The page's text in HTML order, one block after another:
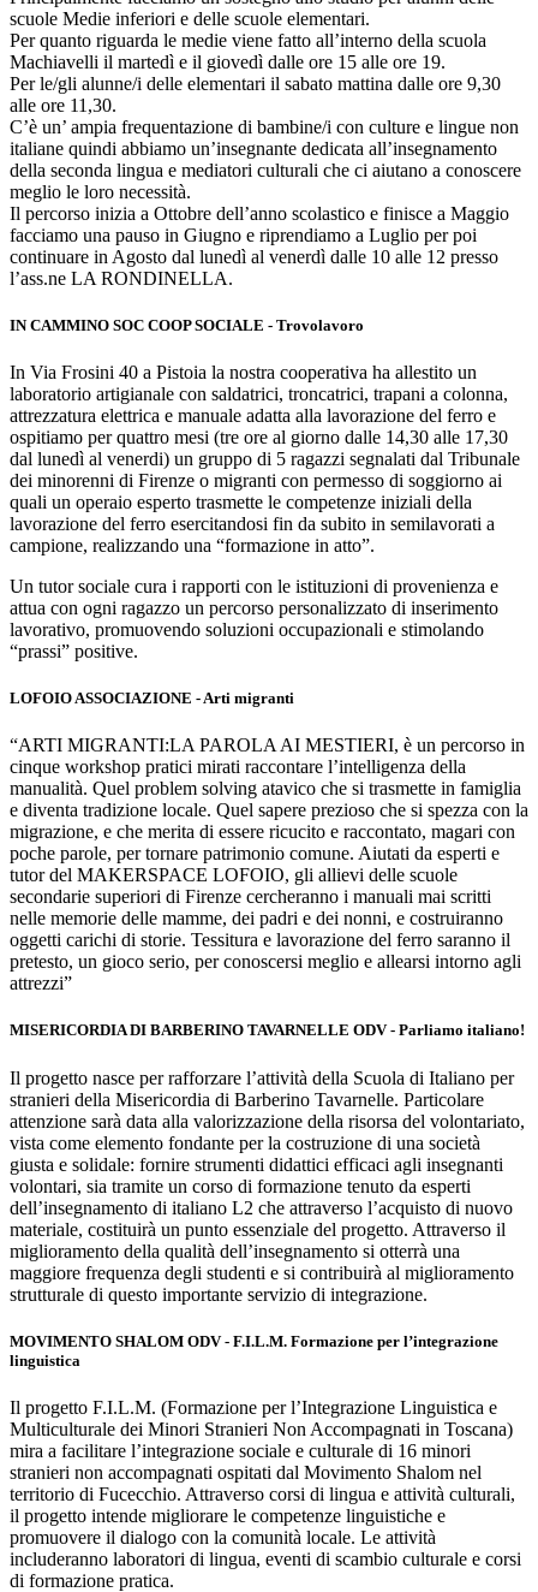
scuole Medie inferiori e delle scuole elementari.
Per quanto riguarda le medie viene fatto all’interno della scuola
Machiavelli il martedì e il giovedì dalle ore 15 alle ore 19.
Per le/gli alunne/i delle elementari il sabato mattina dalle ore 9,30
alle ore 11,30.
C’è un’ ampia frequentazione di bambine/i con culture e lingue non
italiane quindi abbiamo un’insegnante dedicata all’insegnamento
della seconda lingua e mediatori culturali che ci aiutano a conoscere
meglio le loro necessità.
Il percorso inizia a Ottobre dell’anno scolastico e finisce a Maggio
facciamo una pauso in Giugno e riprendiamo a Luglio per poi
continuare in Agosto dal lunedì al venerdì dalle 10 alle 12 presso
l’ass.ne LA RONDINELLA.
IN CAMMINO SOC COOP SOCIALE - Trovolavoro
In Via Frosini 40 a Pistoia la nostra cooperativa ha allestito un
laboratorio artigianale con saldatrici, troncatrici, trapani a colonna,
attrezzatura elettrica e manuale adatta alla lavorazione del ferro e
ospitiamo per quattro mesi (tre ore al giorno dalle 14,30 alle 17,30
dal lunedì al venerdi) un gruppo di 5 ragazzi segnalati dal Tribunale
dei minorenni di Firenze o migranti con permesso di soggiorno ai
quali un operaio esperto trasmette le competenze iniziali della
lavorazione del ferro esercitandosi fin da subito in semilavorati a
campione, realizzando una “formazione in atto”.
Un tutor sociale cura i rapporti con le istituzioni di provenienza e
attua con ogni ragazzo un percorso personalizzato di inserimento
lavorativo, promuovendo soluzioni occupazionali e stimolando
“prassi” positive.
LOFOIO ASSOCIAZIONE - Arti migranti
“ARTI MIGRANTI:LA PAROLA AI MESTIERI, è un percorso in
cinque workshop pratici mirati raccontare l’intelligenza della
manualità. Quel problem solving atavico che si trasmette in famiglia
e diventa tradizione locale. Quel sapere prezioso che si spezza con la
migrazione, e che merita di essere ricucito e raccontato, magari con
poche parole, per tornare patrimonio comune. Aiutati da esperti e
tutor del MAKERSPACE LOFOIO, gli allievi delle scuole
secondarie superiori di Firenze cercheranno i manuali mai scritti
nelle memorie delle mamme, dei padri e dei nonni, e costruiranno
oggetti carichi di storie. Tessitura e lavorazione del ferro saranno il
pretesto, un gioco serio, per conoscersi meglio e allearsi intorno agli
attrezzi”
MISERICORDIA DI BARBERINO TAVARNELLE ODV - Parliamo italiano!
Il progetto nasce per rafforzare l’attività della Scuola di Italiano per
stranieri della Misericordia di Barberino Tavarnelle. Particolare
attenzione sarà data alla valorizzazione della risorsa del volontariato,
vista come elemento fondante per la costruzione di una società
giusta e solidale: fornire strumenti didattici efficaci agli insegnanti
volontari, sia tramite un corso di formazione tenuto da esperti
dell’insegnamento di italiano L2 che attraverso l’acquisto di nuovo
materiale, costituirà un punto essenziale del progetto. Attraverso il
miglioramento della qualità dell’insegnamento si otterrà una
maggiore frequenza degli studenti e si contribuirà al miglioramento
strutturale di questo importante servizio di integrazione.
MOVIMENTO SHALOM ODV - F.I.L.M. Formazione per l’integrazione
linguistica
Il progetto F.I.L.M. (Formazione per l’Integrazione Linguistica e
Multiculturale dei Minori Stranieri Non Accompagnati in Toscana)
mira a facilitare l’integrazione sociale e culturale di 16 minori
stranieri non accompagnati ospitati dal Movimento Shalom nel
territorio di Fucecchio. Attraverso corsi di lingua e attività culturali,
il progetto intende migliorare le competenze linguistiche e
promuovere il dialogo con la comunità locale. Le attività
includeranno laboratori di lingua, eventi di scambio culturale e corsi
di formazione pratica.